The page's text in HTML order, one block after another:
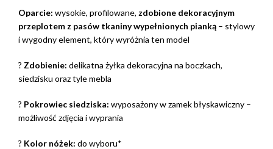
Oparcie: wysokie, profilowane, zdobione dekoracyjnym
przeplotem z pasów tkaniny wypełnionych pianką – stylowy
i wygodny element, który wyróżnia ten model
? Zdobienie: delikatna żyłka dekoracyjna na boczkach,
siedzisku oraz tyle mebla
? Pokrowiec siedziska: wyposażony w zamek błyskawiczny –
możliwość zdjęcia i wyprania
? Kolor nóżek: do wyboru*